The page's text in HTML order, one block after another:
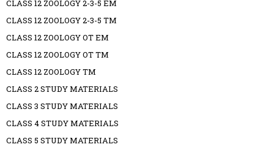
CLASS 12 ZOOLOGY 2-3-5 EM
CLASS 12 ZOOLOGY 2-3-5 TM
CLASS 12 ZOOLOGY OT EM
CLASS 12 ZOOLOGY OT TM
CLASS 12 ZOOLOGY TM
CLASS 2 STUDY MATERIALS
CLASS 3 STUDY MATERIALS
CLASS 4 STUDY MATERIALS
CLASS 5 STUDY MATERIALS